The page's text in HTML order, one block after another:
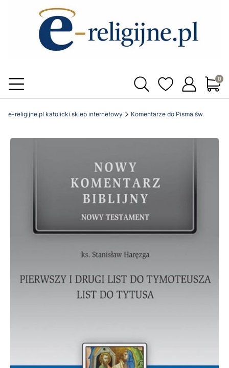
e-religijne.pl katolicki sklep internetowy Komentarze do Pisma św.